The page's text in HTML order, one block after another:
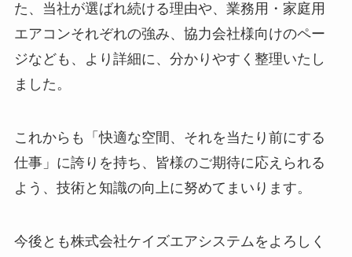
た、当社が選ばれ続ける理由や、業務用・家庭用
エアコンそれぞれの強み、協力会社様向けのペー
ジなども、より詳細に、分かりやすく整理いたし
ました。
これからも「快適な空間、それを当たり前にする
仕事」に誇りを持ち、皆様のご期待に応えられる
よう、技術と知識の向上に努めてまいります。
今後とも株式会社ケイズエアシステムをよろしく